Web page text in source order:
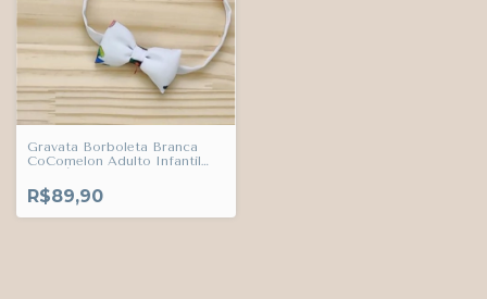
Gravata Borboleta Branca
CoComelon Adulto Infantil
R$89,90